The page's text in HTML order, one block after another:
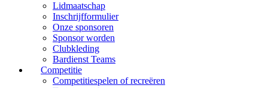
Lidmaatschap
Inschrijfformulier
Onze sponsoren
Sponsor worden
Clubkleding
Bardienst Teams
Competitie
Competitiespelen of recreëren